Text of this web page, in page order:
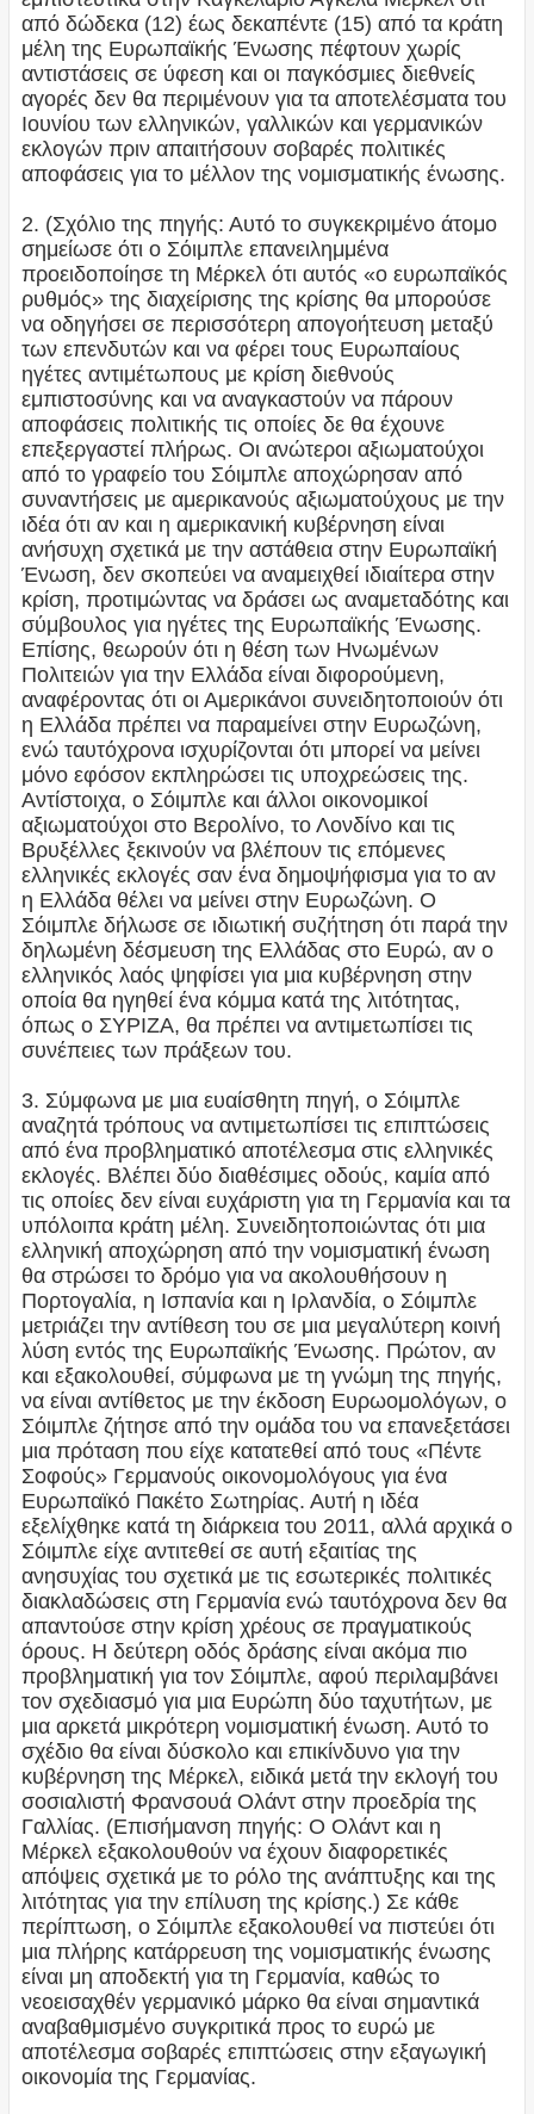
από δώδεκα (12) έως δεκαπέντε (15) από τα κράτη
μέλη της Ευρωπαϊκής Ένωσης πέφτουν χωρίς
αντιστάσεις σε ύφεση και οι παγκόσμιες διεθνείς
αγορές δεν θα περιμένουν για τα αποτελέσματα του
Ιουνίου των ελληνικών, γαλλικών και γερμανικών
εκλογών πριν απαιτήσουν σοβαρές πολιτικές
αποφάσεις για το μέλλον της νομισματικής ένωσης.
2. (Σχόλιο της πηγής: Αυτό το συγκεκριμένο άτομο
σημείωσε ότι ο Σόιμπλε επανειλημμένα
προειδοποίησε τη Μέρκελ ότι αυτός «ο ευρωπαϊκός
ρυθμός» της διαχείρισης της κρίσης θα μπορούσε
να οδηγήσει σε περισσότερη απογοήτευση μεταξύ
των επενδυτών και να φέρει τους Ευρωπαίους
ηγέτες αντιμέτωπους με κρίση διεθνούς
εμπιστοσύνης και να αναγκαστούν να πάρουν
αποφάσεις πολιτικής τις οποίες δε θα έχουνε
επεξεργαστεί πλήρως. Οι ανώτεροι αξιωματούχοι
από το γραφείο του Σόιμπλε αποχώρησαν από
συναντήσεις με αμερικανούς αξιωματούχους με την
ιδέα ότι αν και η αμερικανική κυβέρνηση είναι
ανήσυχη σχετικά με την αστάθεια στην Ευρωπαϊκή
Ένωση, δεν σκοπεύει να αναμειχθεί ιδιαίτερα στην
κρίση, προτιμώντας να δράσει ως αναμεταδότης και
σύμβουλος για ηγέτες της Ευρωπαϊκής Ένωσης.
Επίσης, θεωρούν ότι η θέση των Ηνωμένων
Πολιτειών για την Ελλάδα είναι διφορούμενη,
αναφέροντας ότι οι Αμερικάνοι συνειδητοποιούν ότι
η Ελλάδα πρέπει να παραμείνει στην Ευρωζώνη,
ενώ ταυτόχρονα ισχυρίζονται ότι μπορεί να μείνει
μόνο εφόσον εκπληρώσει τις υποχρεώσεις της.
Αντίστοιχα, ο Σόιμπλε και άλλοι οικονομικοί
αξιωματούχοι στο Βερολίνο, το Λονδίνο και τις
Βρυξέλλες ξεκινούν να βλέπουν τις επόμενες
ελληνικές εκλογές σαν ένα δημοψήφισμα για το αν
η Ελλάδα θέλει να μείνει στην Ευρωζώνη. Ο
Σόιμπλε δήλωσε σε ιδιωτική συζήτηση ότι παρά την
δηλωμένη δέσμευση της Ελλάδας στο Ευρώ, αν ο
ελληνικός λαός ψηφίσει για μια κυβέρνηση στην
οποία θα ηγηθεί ένα κόμμα κατά της λιτότητας,
όπως ο ΣΥΡΙΖΑ, θα πρέπει να αντιμετωπίσει τις
συνέπειες των πράξεων του.
3. Σύμφωνα με μια ευαίσθητη πηγή, ο Σόιμπλε
αναζητά τρόπους να αντιμετωπίσει τις επιπτώσεις
από ένα προβληματικό αποτέλεσμα στις ελληνικές
εκλογές. Βλέπει δύο διαθέσιμες οδούς, καμία από
τις οποίες δεν είναι ευχάριστη για τη Γερμανία και τα
υπόλοιπα κράτη μέλη. Συνειδητοποιώντας ότι μια
ελληνική αποχώρηση από την νομισματική ένωση
θα στρώσει το δρόμο για να ακολουθήσουν η
Πορτογαλία, η Ισπανία και η Ιρλανδία, ο Σόιμπλε
μετριάζει την αντίθεση του σε μια μεγαλύτερη κοινή
λύση εντός της Ευρωπαϊκής Ένωσης. Πρώτον, αν
και εξακολουθεί, σύμφωνα με τη γνώμη της πηγής,
να είναι αντίθετος με την έκδοση Ευρωομολόγων, ο
Σόιμπλε ζήτησε από την ομάδα του να επανεξετάσει
μια πρόταση που είχε κατατεθεί από τους «Πέντε
Σοφούς» Γερμανούς οικονομολόγους για ένα
Ευρωπαϊκό Πακέτο Σωτηρίας. Αυτή η ιδέα
εξελίχθηκε κατά τη διάρκεια του 2011, αλλά αρχικά ο
Σόιμπλε είχε αντιτεθεί σε αυτή εξαιτίας της
ανησυχίας του σχετικά με τις εσωτερικές πολιτικές
διακλαδώσεις στη Γερμανία ενώ ταυτόχρονα δεν θα
απαντούσε στην κρίση χρέους σε πραγματικούς
όρους. Η δεύτερη οδός δράσης είναι ακόμα πιο
προβληματική για τον Σόιμπλε, αφού περιλαμβάνει
τον σχεδιασμό για μια Ευρώπη δύο ταχυτήτων, με
μια αρκετά μικρότερη νομισματική ένωση. Αυτό το
σχέδιο θα είναι δύσκολο και επικίνδυνο για την
κυβέρνηση της Μέρκελ, ειδικά μετά την εκλογή του
σοσιαλιστή Φρανσουά Ολάντ στην προεδρία της
Γαλλίας. (Επισήμανση πηγής: Ο Ολάντ και η
Μέρκελ εξακολουθούν να έχουν διαφορετικές
απόψεις σχετικά με το ρόλο της ανάπτυξης και της
λιτότητας για την επίλυση της κρίσης.) Σε κάθε
περίπτωση, ο Σόιμπλε εξακολουθεί να πιστεύει ότι
μια πλήρης κατάρρευση της νομισματικής ένωσης
είναι μη αποδεκτή για τη Γερμανία, καθώς το
νεοεισαχθέν γερμανικό μάρκο θα είναι σημαντικά
αναβαθμισμένο συγκριτικά προς το ευρώ με
αποτέλεσμα σοβαρές επιπτώσεις στην εξαγωγική
οικονομία της Γερμανίας.